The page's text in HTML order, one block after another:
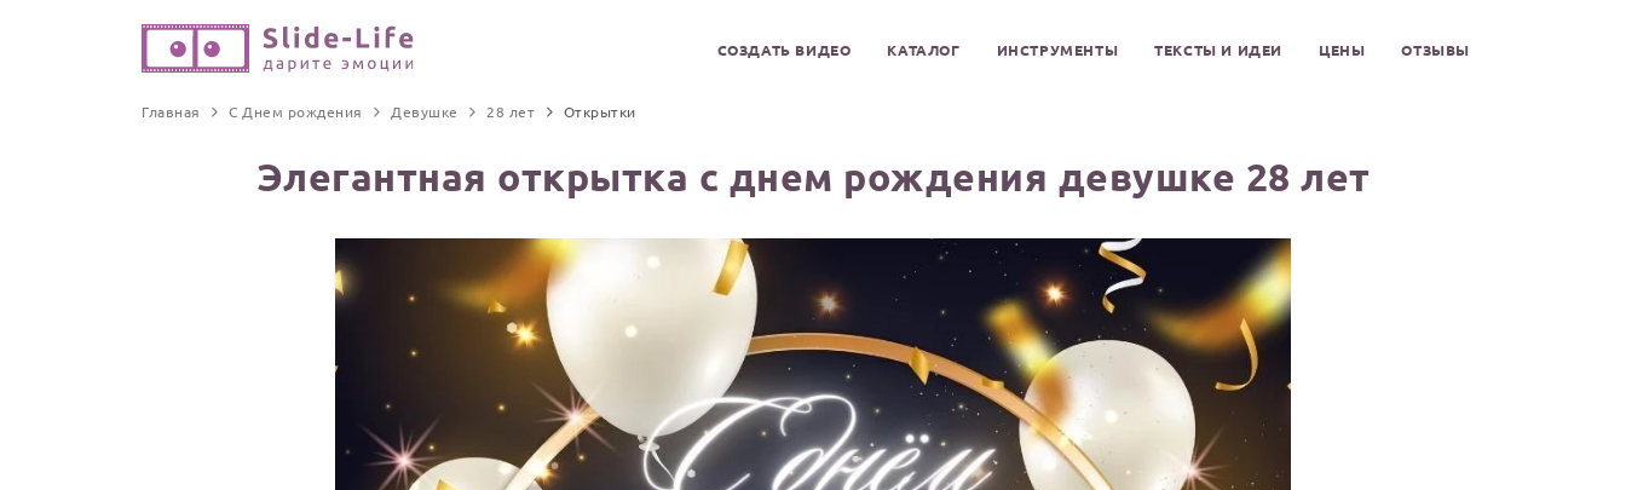
СОЗДАТЬ ВИДЕО КАТАЛОГ ИНСТРУМЕНТЫ ТЕКСТЫ И ИДЕИ ЦЕНЫ ОТЗЫВЫ
Главная С Днем рождения Девушке 28 лет Открытки
Элегантная открытка с днем рождения девушке 28 лет